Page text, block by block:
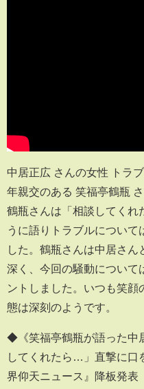
中居正広 さんの女性 トラ
年親交のある 笑福亭鶴瓶
鶴瓶さんは「相談してくれ
うに語りトラブルについて
した。鶴瓶さんは中居さ
深く、今回の騒動について
ントしました。いつも笑
態は深刻のようです。
◆《笑福亭鶴瓶が語った中
してくれたら…」直撃に口
界仰天ニュース』降板発表